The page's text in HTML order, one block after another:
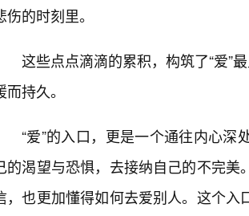
伤的时刻里。
这些点点滴滴的累积，构筑了“爱”
而持久。
“爱”的入口，更是一个通往内心
的渴望与恐惧，去接纳自己的不完
，也更加懂得如何去爱别人。这个